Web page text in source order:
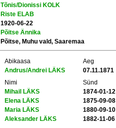
Tõnis/Dionissi KOLK
Riste ELAB
1920-06-22
Põitse Ännika
Põitse, Muhu vald, Saaremaa
Abikaasa Aeg
Andrus/Andrei LÄKS
07.11.1871
Nimi
Sünd
Mihail LÄKS
1874-01-12
Elena LÄKS
1875-09-08
Maria LÄKS
1880-09-10
Aleksander LÄKS
1882-11-06